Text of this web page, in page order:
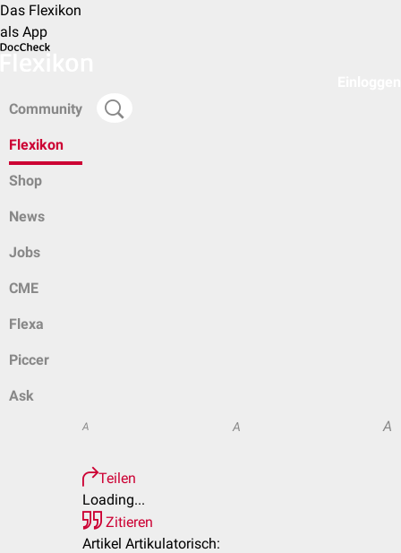
Das Flexikon
als App
Community
Flexikon
Shop
News
Jobs
CME
Flexa
Piccer
Ask
A A A
Teilen
Loading...
Zitieren
Artikel Artikulatorisch: